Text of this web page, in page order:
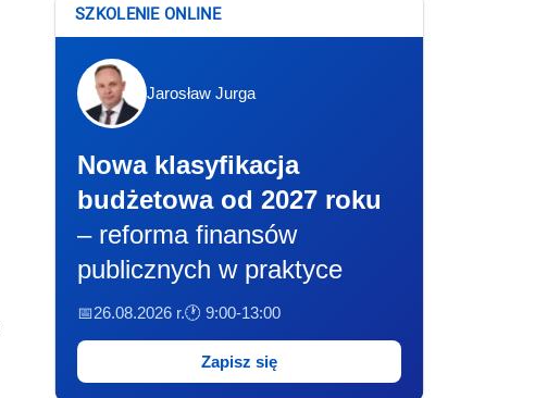
SZKOLENIE ONLINE
Jarosław Jurga
Nowa klasyfikacja
budżetowa od 2027 roku
– reforma finansów
publicznych w praktyce
📅26.08.2026 r.🕐 9:00-13:00
Zapisz się